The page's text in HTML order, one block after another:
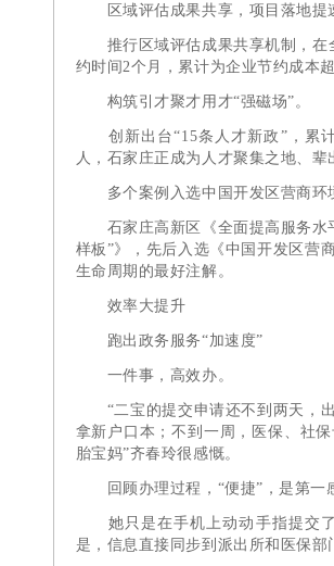
区域评估成果共享，项目落地提
推行区域评估成果共享机制，在
约时间2个月，累计为企业节约成本
构筑引才聚才用才“强磁场”。
创新出台“15条人才新政”，累计
人，石家庄正成为人才聚集之地、
多个案例入选中国开发区营商环
石家庄高新区《全面提高服务水
样板”》，先后入选《中国开发区营
生命周期的最好注解。
效率大提升
跑出政务服务“加速度”
一件事，高效办。
“二宝的提交申请还不到两天，出
拿新户口本；不到一周，医保、社
胎宝妈”齐春玲很感慨。
回顾办理过程，“便捷”，是第一
她只是在手机上动动手指提交了
是，信息直接同步到派出所和医保